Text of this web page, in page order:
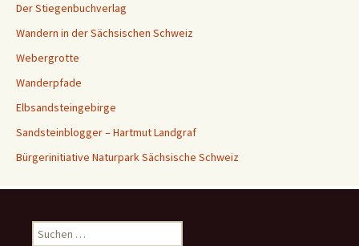
Der Stiegenbuchverlag
Wandern in der Sächsischen Schweiz
Webergrotte
Wanderpfade
Elbsandsteingebirge
Sandsteinblogger – Hartmut Landgraf
Bürgerinitiative Naturpark Sächsische Schweiz
Suchen